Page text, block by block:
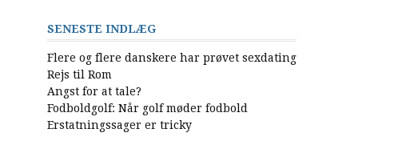
SENESTE INDLÆG
Flere og flere danskere har prøvet sexdating
Rejs til Rom
Angst for at tale?
Fodboldgolf: Når golf møder fodbold
Erstatningssager er tricky